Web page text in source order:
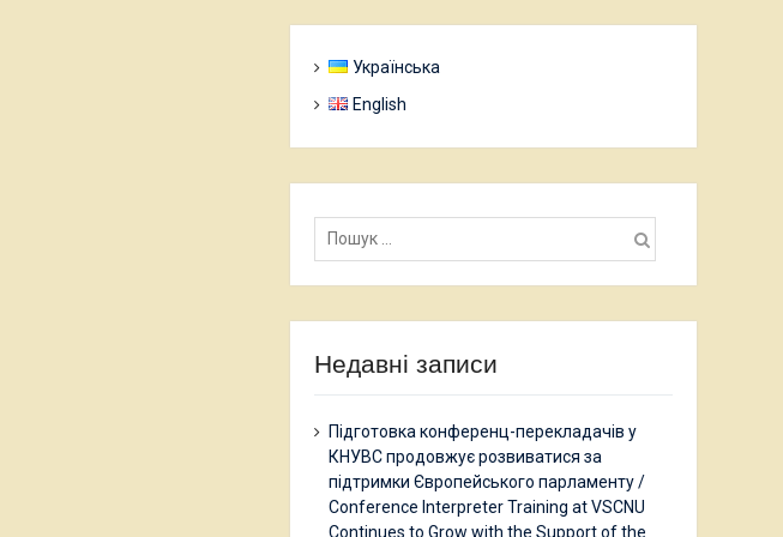
Українська
English
Пошук:
Недавні записи
Підготовка конференц-перекладачів у
КНУВС продовжує розвиватися за
підтримки Європейського парламенту /
Conference Interpreter Training at VSCNU
Continues to Grow with the Support of the